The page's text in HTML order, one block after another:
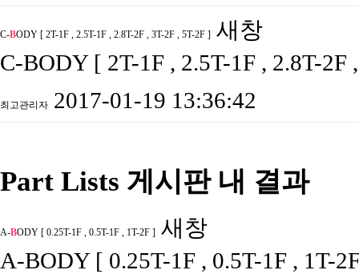
C-BODY [ 2T-1F , 2.5T-1F , 2.8T-2F , 3T-2F , 5T-2F ] 새창
C-BODY [ 2T-1F , 2.5T-1F , 2.8T-2F
최고관리자 2017-01-19 13:36:42
Part Lists 게시판 내 결과
A-BODY [ 0.25T-1F , 0.5T-1F , 1T-2F ] 새창
A-BODY [ 0.25T-1F , 0.5T-1F , 1T-